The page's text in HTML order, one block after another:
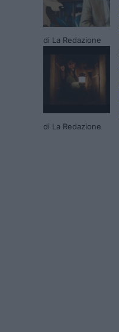
di La Redazione
di La Redazione